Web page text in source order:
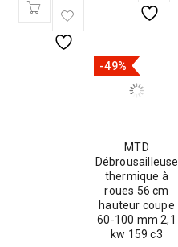
-49%
MTD
Débrousailleuse
thermique à
roues 56 cm
hauteur coupe
60-100 mm 2,1
kw 159 c3